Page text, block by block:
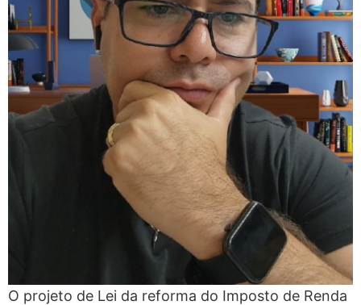
O projeto de Lei da reforma do Imposto de Renda